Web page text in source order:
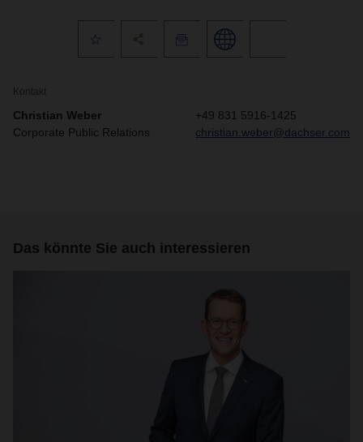
Kontakt
Christian Weber
Corporate Public Relations
+49 831 5916-1425
christian.weber@dachser.com
Das könnte Sie auch interessieren